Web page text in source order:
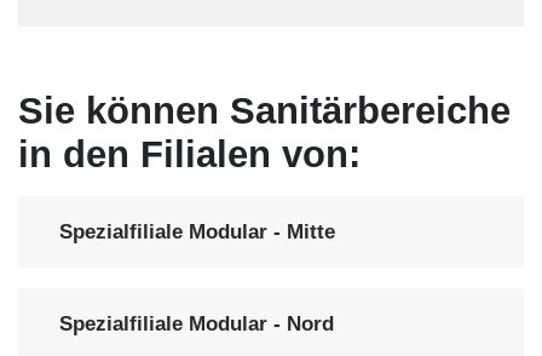
Sie können Sanitärbereiche
in den Filialen von:
Spezialfiliale Modular - Mitte
Spezialfiliale Modular - Nord